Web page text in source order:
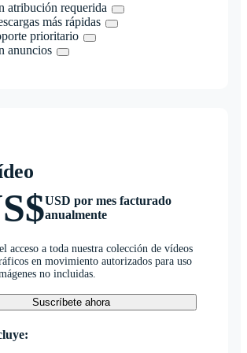
atribución requerida
más rápidas
prioritario
anuncios
USD por mes facturado
anualmente
acceso a toda nuestra colección de vídeos
en movimiento autorizados para uso
no incluidas.
Suscríbete ahora